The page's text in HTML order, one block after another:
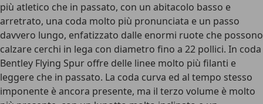
più atletico che in passato, con un abitacolo basso e
arretrato, una coda molto più pronunciata e un passo
davvero lungo, enfatizzato dalle enormi ruote che possono
calzare cerchi in lega con diametro fino a 22 pollici. In coda
Bentley Flying Spur offre delle linee molto più filanti e
leggere che in passato. La coda curva ed al tempo stesso
imponente è ancora presente, ma il terzo volume è molto